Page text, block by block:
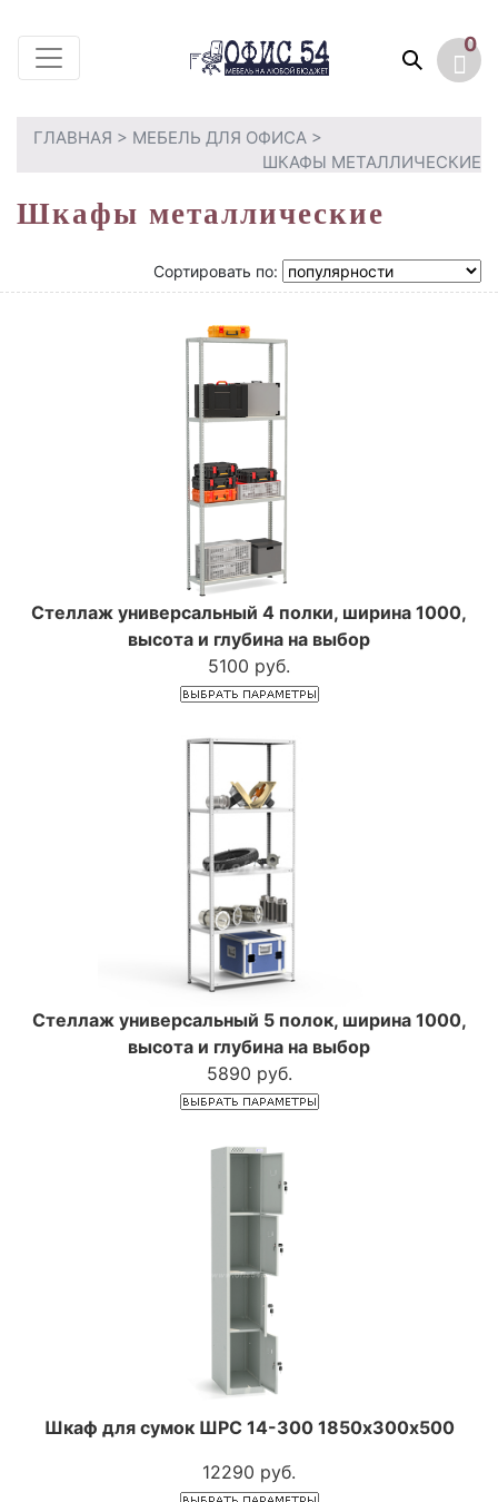
ГЛАВНАЯ > МЕБЕЛЬ ДЛЯ ОФИСА >
ШКАФЫ МЕТАЛЛИЧЕСКИЕ
Шкафы металлические
Сортировать по:
Стеллаж универсальный 4 полки, ширина 1000,
высота и глубина на выбор
5100 руб.
Стеллаж универсальный 5 полок, ширина 1000,
высота и глубина на выбор
5890 руб.
Шкаф для сумок ШРС 14-300 1850х300х500
12290 руб.
0